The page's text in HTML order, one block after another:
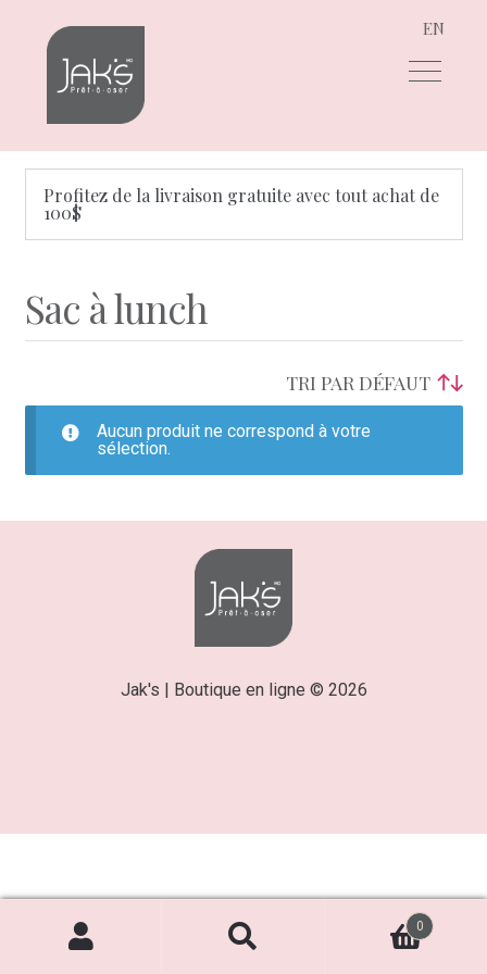
Aller
navigation
Aller
contenu
EN
Profitez de la livraison gratuite avec tout achat de
100$
Sac à lunch
Aucun produit ne correspond à votre
sélection.
Jak's | Boutique en ligne © 2026
0